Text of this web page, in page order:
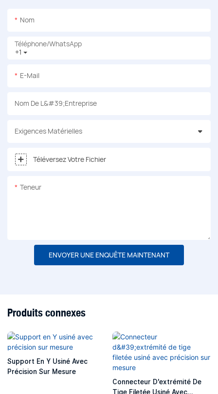
Nom
+1
Téléphone/WhatsApp
E-Mail
Nom De L&#39;entreprise
Exigences Matérielles
Téléversez Votre Fichier
Teneur
ENVOYER UNE ENQUÊTE MAINTENANT
Produits connexes
Support En Y Usiné Avec
Précision Sur Mesure
Connecteur D'extrémité De
Tige Filetée Usiné Avec